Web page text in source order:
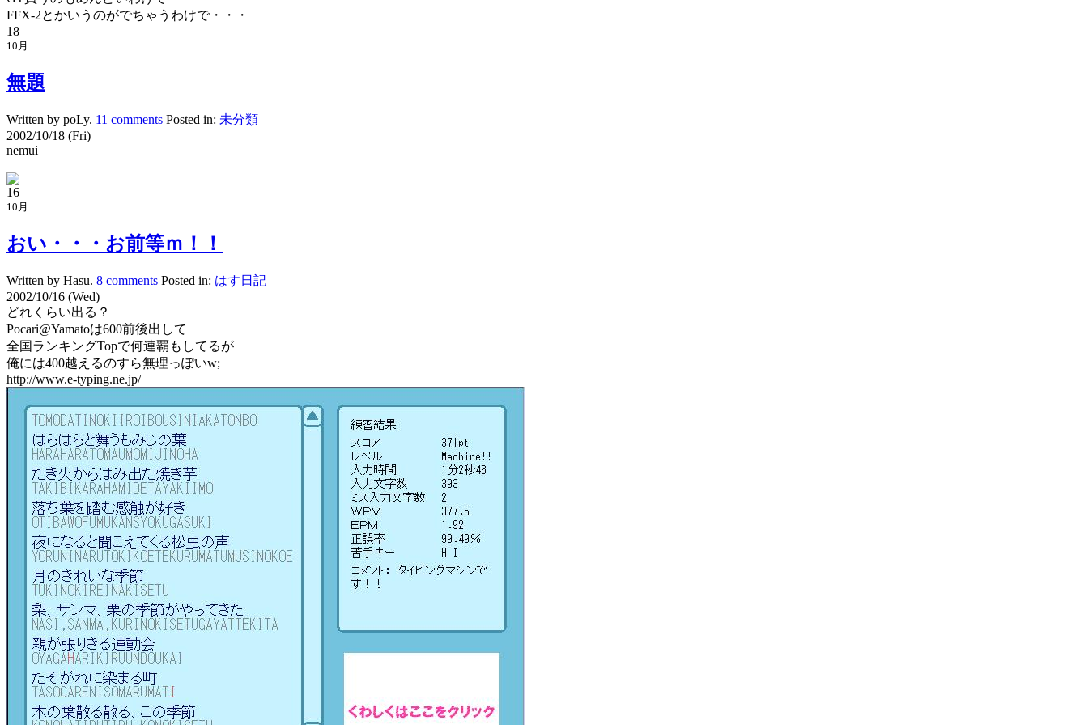
FFX-2とかいうのがでちゃうわけで・・・
18
10月
無題
Written by poLy. 11 comments Posted in: 未分類
2002/10/18 (Fri)
nemui
16
10月
おい・・・お前等ｍ！！
Written by Hasu. 8 comments Posted in: はす日記
2002/10/16 (Wed)
どれくらい出る？
Pocari@Yamatoは600前後出して
全国ランキングTopで何連覇もしてるが
俺には400越えるのすら無理っぽいw;
http://www.e-typing.ne.jp/